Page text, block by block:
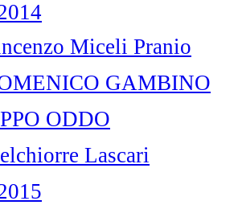
Miceli Pranio
GAMBINO
ODDO
Lascari